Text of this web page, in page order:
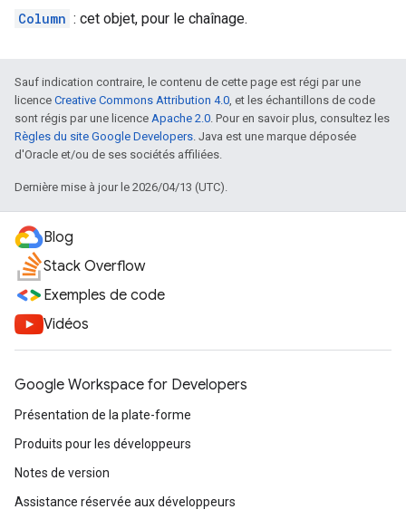
Column : cet objet, pour le chaînage.
Sauf indication contraire, le contenu de cette page est régi par une
licence Creative Commons Attribution 4.0, et les échantillons de code
sont régis par une licence Apache 2.0. Pour en savoir plus, consultez les
Règles du site Google Developers. Java est une marque déposée
d'Oracle et/ou de ses sociétés affiliées.
Dernière mise à jour le 2026/04/13 (UTC).
Blog
Stack Overflow
Exemples de code
Vidéos
Google Workspace for Developers
Présentation de la plate-forme
Produits pour les développeurs
Notes de version
Assistance réservée aux développeurs